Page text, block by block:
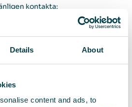
Details About
content and ads, to
kontakta: